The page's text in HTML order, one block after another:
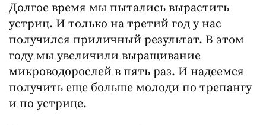
Долгое время мы пытались вырастить
устриц. И только на третий год у нас
получился приличный результат. В этом
году мы увеличили выращивание
микроводорослей в пять раз. И надеемся
получить еще больше молоди по трепангу
и по устрице.